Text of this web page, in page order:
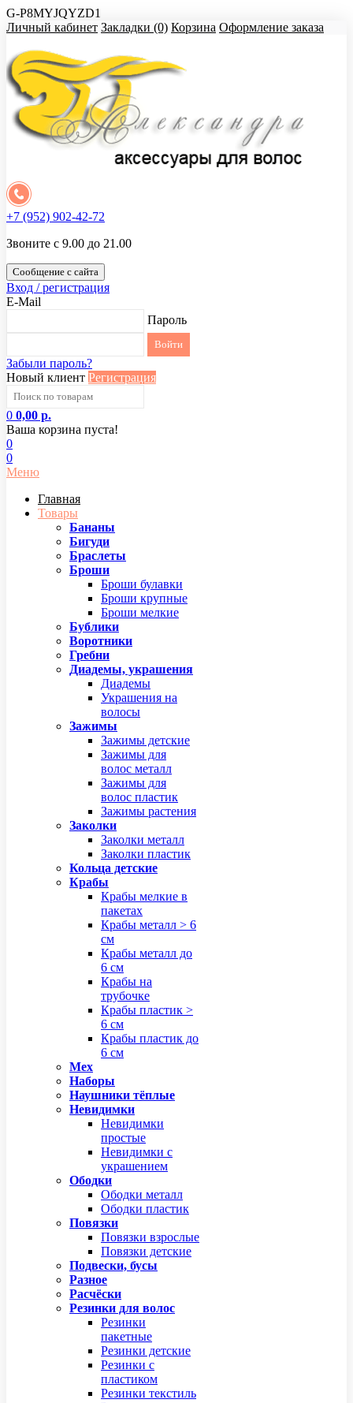
G-P8MYJQYZD1
Личный кабинет Закладки (0) Корзина Оформление заказа
+7 (952) 902-42-72
Звоните с 9.00 до 21.00
Сообщение с сайта
Вход / регистрация
E-Mail
Пароль
Забыли пароль?
Новый клиент Регистрация
0 0,00 р.
Ваша корзина пуста!
0
0
Меню
Главная
Товары
Бананы
Бигуди
Браслеты
Броши
Броши булавки
Броши крупные
Броши мелкие
Бублики
Воротники
Гребни
Диадемы, украшения
Диадемы
Украшения на
волосы
Зажимы
Зажимы детские
Зажимы для
волос металл
Зажимы для
волос пластик
Зажимы растения
Заколки
Заколки металл
Заколки пластик
Кольца детские
Крабы
Крабы мелкие в
пакетах
Крабы металл > 6
см
Крабы металл до
6 см
Крабы на
трубочке
Крабы пластик >
6 см
Крабы пластик до
6 см
Мех
Наборы
Наушники тёплые
Невидимки
Невидимки
простые
Невидимки с
украшением
Ободки
Ободки металл
Ободки пластик
Повязки
Повязки взрослые
Повязки детские
Подвески, бусы
Разное
Расчёски
Резинки для волос
Резинки
пакетные
Резинки детские
Резинки с
пластиком
Резинки текстиль